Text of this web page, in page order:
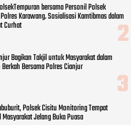
bersama Personil Polsek
Karawang. Sosialisasi Kamtibmas dalam
Curhat
Bagikan Takjil untuk Masyarakat dalam
Bersama Polres Cianjur
Polsek Cisitu Monitoring Tempat
Jelang Buka Puasa